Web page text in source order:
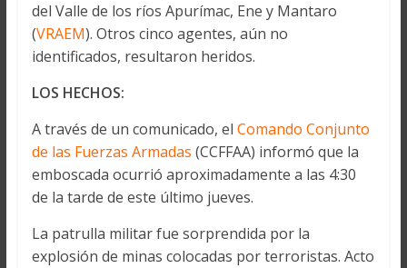
del Valle de los ríos Apurímac, Ene y Mantaro
(VRAEM). Otros cinco agentes, aún no
identificados, resultaron heridos.
LOS HECHOS:
A través de un comunicado, el Comando Conjunto
de las Fuerzas Armadas (CCFFAA) informó que la
emboscada ocurrió aproximadamente a las 4:30
de la tarde de este último jueves.
La patrulla militar fue sorprendida por la
explosión de minas colocadas por terroristas. Acto